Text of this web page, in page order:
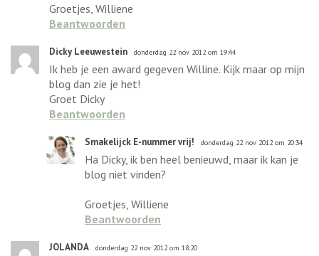
Groetjes, Williene
Beantwoorden
Dicky Leeuwestein donderdag 22 nov 2012 om 19:44
Ik heb je een award gegeven Willine. Kijk maar op mijn
blog dan zie je het!
Groet Dicky
Beantwoorden
Smakelijck E-nummer vrij! donderdag 22 nov 2012 om 20:34
Ha Dicky, ik ben heel benieuwd, maar ik kan je
blog niet vinden?
Groetjes, Williene
Beantwoorden
JOLANDA donderdag 22 nov 2012 om 18:20